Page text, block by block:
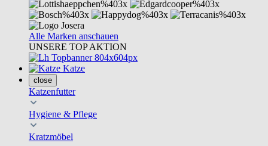
Alle Marken anschauen
UNSERE TOP AKTION
Katze
close
Katzenfutter
Hygiene & Pflege
Kratzmöbel